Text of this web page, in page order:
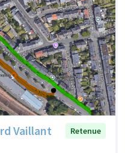
Vaillant
Retenue